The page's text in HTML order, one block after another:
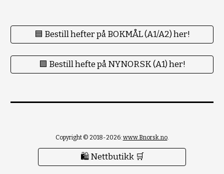
🟦 Bestill hefter på BOKMÅL (A1/A2) her!
🟪 Bestill hefte på NYNORSK (A1) her!
Copyright © 2018-2026: www.Bnorsk.no.
🛍 Nettbutikk 🛒